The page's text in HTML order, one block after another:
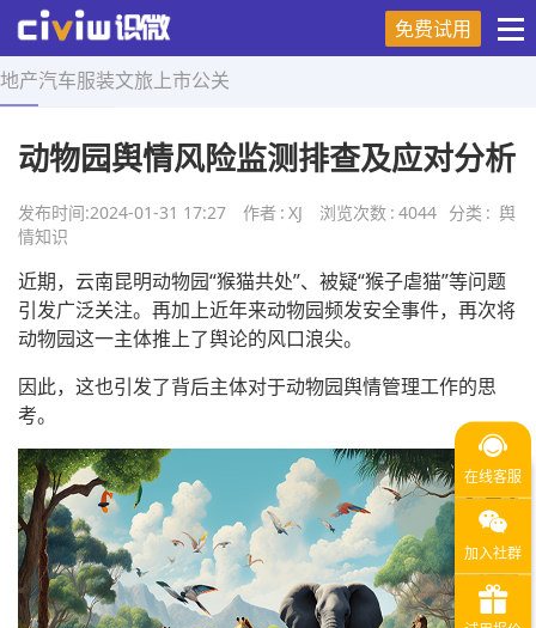
免费试用
地产汽车服装文旅 上市公关
首页 > 舆情知识 > 正文
动物园舆情风险监测排查及应对分析
发布时间:2024-01-31 17:27 作者 : XJ 浏览次数 : 4044 分类 : 舆
情知识
近期，云南昆明动物园“猴猫共处”、被疑“猴子虐猫”等问题
引发广泛关注。再加上近年来动物园频发安全事件，再次将
动物园这一主体推上了舆论的风口浪尖。
因此，这也引发了背后主体对于动物园舆情管理工作的思
考。